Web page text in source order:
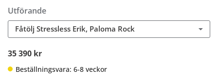
Utförande
Fåtölj Stressless Erik, Paloma Rock
35 390 kr
Beställningsvara: 6-8 veckor